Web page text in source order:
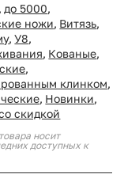
, до 5000,
ножи, Витязь,
, У8,
, Кованые,
,
клинком,
, Новинки,
скидкой
носит
доступных к